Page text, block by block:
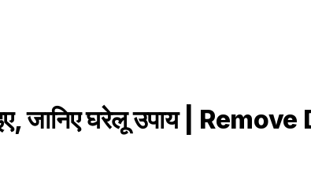
जानिए घरेलू उपाय |